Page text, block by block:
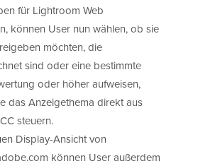
für Lightroom Web
können User nun wählen, ob sie
möchten, die
sind oder eine bestimmte
oder höher aufweisen,
das Anzeigethema direkt aus
steuern.
Display-Ansicht von
können User außerdem